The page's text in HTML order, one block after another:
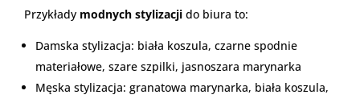
Przykłady modnych stylizacji do biura to:
Damska stylizacja: biała koszula, czarne spodnie
materiałowe, szare szpilki, jasnoszara marynarka
Męska stylizacja: granatowa marynarka, biała koszula,